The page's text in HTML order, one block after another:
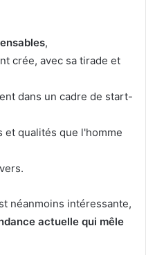
,
crée, avec sa tirade et
dans un cadre de start-
et qualités que l'homme
néanmoins intéressante,
actuelle qui mêle